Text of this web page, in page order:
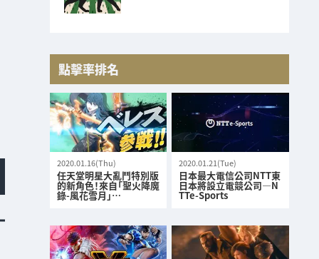
點擊率排名
2020.01.16(Thu)
任天堂明星大亂鬥特別版
的新角色！來自「聖火降魔
錄-風花雪月」…
2020.01.21(Tue)
日本最大電信公司NTT東
日本將設立電競公司—N
TTe-Sports